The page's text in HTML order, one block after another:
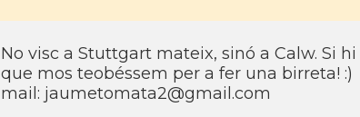
No visc a Stuttgart mateix, sinó a Calw. Si
que mos teobéssem per a fer una birreta! :)
mail: jaumetomata2@gmail.com